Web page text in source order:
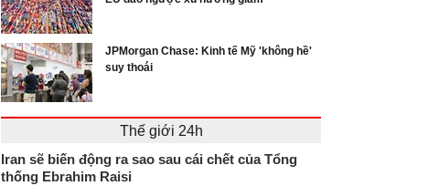
JPMorgan Chase: Kinh tế Mỹ 'không hề'
suy thoái
Thế giới 24h
Iran sẽ biến động ra sao sau cái chết của Tổng
thống Ebrahim Raisi